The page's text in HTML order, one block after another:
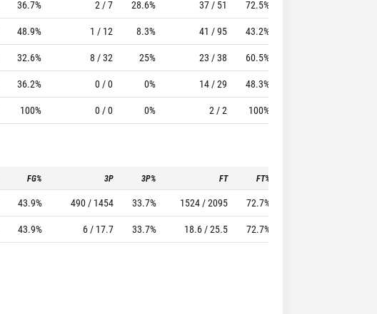
36.7% 2 / 7 28.6% 37 / 51 72.5%
48.9% 1 / 12 8.3% 41 / 95 43.2%
32.6% 8 / 32 25% 23 / 38 60.5%
36.2% 0 / 0 0% 14 / 29 48.3%
100% 0 / 0 0% 2 / 2 100%
FG% 3P 3P% FT FT%
43.9% 490 / 1454 33.7% 1524 / 2095 72.7%
43.9% 6 / 17.7 33.7% 18.6 / 25.5 72.7%